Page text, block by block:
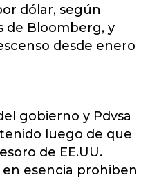
dólar, según
de Bloomberg, y
desde enero
gobierno y Pdvsa
luego de que
de EE.UU.
esencia prohiben